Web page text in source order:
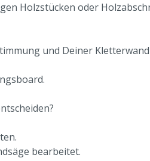
Holzstücken oder
und Deiner
bearbeitet.